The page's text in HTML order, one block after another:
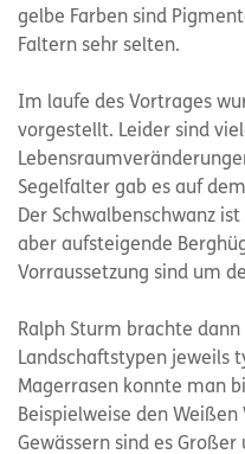
gelbe Farben sind
Faltern sehr selten.
Im laufe des Vortrages
vorgestellt. Leider sind
Segelfalter gab es auf
Der Schwalbenschwanz
aber aufsteigende
Vorraussetzung sind um
Ralph Sturm brachte
Landschaftstypen jeweils
Magerrasen konnte man
Beispielweise den
Gewässern sind es